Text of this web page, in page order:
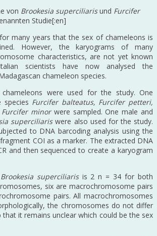
von Brookesia superciliarisund Furcifer
Studie[:en]
many years that the sex of chameleons is
However, the karyograms of many
characteristics, are not yet known
scientists have now analysed the
chameleon species.
chameleons were used for the study. One
Furcifer balteatus, Furcifer petteri,
Furcifer minorwere sampled. One male and
superciliariswere also used for the study.
to DNA barcoding analysis using the
COI as a marker. The extracted DNA
and then sequenced to create a karyogram
Brookesia superciliarisis 2 n = 34 for both
six are macrochromosome pairs
pairs. All macrochromosomes
the chromosomes do not differ
it remains unclear which could be the sex